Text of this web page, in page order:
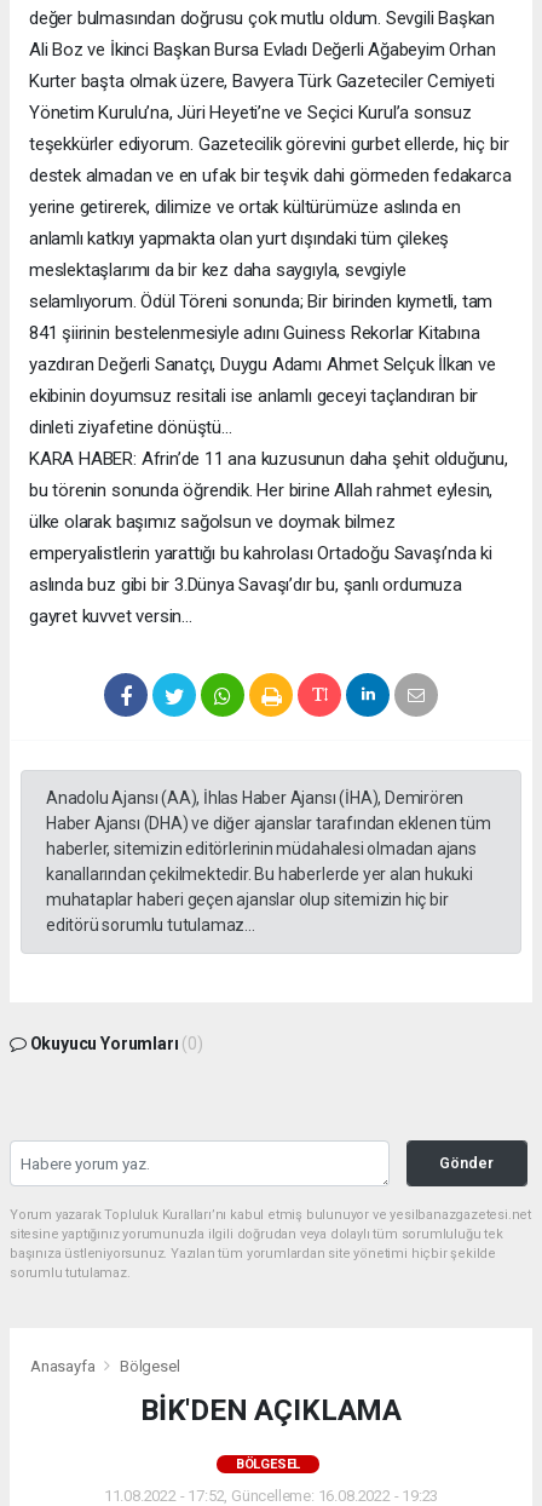
değer bulmasından doğrusu çok mutlu oldum. Sevgili Başkan
Ali Boz ve İkinci Başkan Bursa Evladı Değerli Ağabeyim Orhan
Kurter başta olmak üzere, Bavyera Türk Gazeteciler Cemiyeti
Yönetim Kurulu’na, Jüri Heyeti’ne ve Seçici Kurul’a sonsuz
teşekkürler ediyorum. Gazetecilik görevini gurbet ellerde, hiç bir
destek almadan ve en ufak bir teşvik dahi görmeden fedakarca
yerine getirerek, dilimize ve ortak kültürümüze aslında en
anlamlı katkıyı yapmakta olan yurt dışındaki tüm çilekeş
meslektaşlarımı da bir kez daha saygıyla, sevgiyle
selamlıyorum. Ödül Töreni sonunda; Bir birinden kıymetli, tam
841 şiirinin bestelenmesiyle adını Guiness Rekorlar Kitabına
yazdıran Değerli Sanatçı, Duygu Adamı Ahmet Selçuk İlkan ve
ekibinin doyumsuz resitali ise anlamlı geceyi taçlandıran bir
dinleti ziyafetine dönüştü...
KARA HABER: Afrin’de 11 ana kuzusunun daha şehit olduğunu,
bu törenin sonunda öğrendik. Her birine Allah rahmet eylesin,
ülke olarak başımız sağolsun ve doymak bilmez
emperyalistlerin yarattığı bu kahrolası Ortadoğu Savaşı’nda ki
aslında buz gibi bir 3.Dünya Savaşı’dır bu, şanlı ordumuza
gayret kuvvet versin...
Anadolu Ajansı (AA), İhlas Haber Ajansı (İHA), Demirören
Haber Ajansı (DHA) ve diğer ajanslar tarafından eklenen tüm
haberler, sitemizin editörlerinin müdahalesi olmadan ajans
kanallarından çekilmektedir. Bu haberlerde yer alan hukuki
muhataplar haberi geçen ajanslar olup sitemizin hiç bir
editörü sorumlu tutulamaz...
Okuyucu Yorumları (0)
Gönder
Yorum yazarak Topluluk Kuralları’nı kabul etmiş bulunuyor ve yesilbanazgazetesi.net
sitesine yaptığınız yorumunuzla ilgili doğrudan veya dolaylı tüm sorumluluğu tek
başınıza üstleniyorsunuz. Yazılan tüm yorumlardan site yönetimi hiçbir şekilde
sorumlu tutulamaz.
Anasayfa Bölgesel
BİK'DEN AÇIKLAMA
BÖLGESEL
11.08.2022 - 17:52, Güncelleme: 16.08.2022 - 19:23